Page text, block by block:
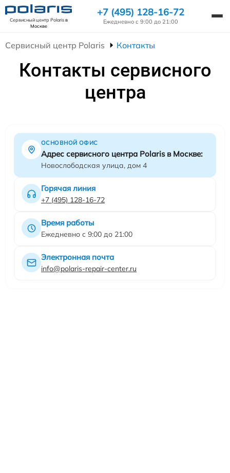
Сервисный центр Polarisв
Москве
+7 (495) 128-16-72
Ежедневно с 9:00 до 21:00
Сервисный центр Polaris Контакты
Контакты сервисного
центра
ОСНОВНОЙ ОФИС
Адрес сервисного центра Polaris в Москве:
Новослободская улица, дом 4
Горячая линия
+7 (495) 128-16-72
Время работы
Ежедневно с 9:00 до 21:00
Электронная почта
info@polaris-repair-center.ru